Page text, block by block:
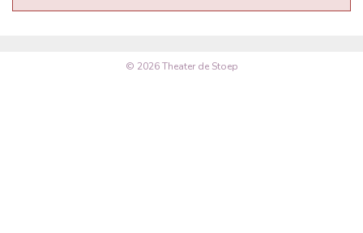
© 2026 Theater de Stoep